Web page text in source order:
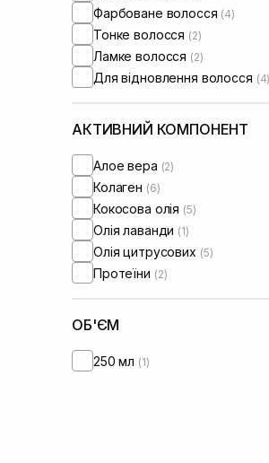
Фарбоване волосся (4)
Тонке волосся (2)
Ламке волосся (2)
Для відновлення волосся (4)
АКТИВНИЙ КОМПОНЕНТ
Алое вера (2)
Колаген (6)
Кокосова олія (5)
Олія лаванди (1)
Олія цитрусових (5)
Протеїни (2)
ОБ'ЄМ
250 мл (1)